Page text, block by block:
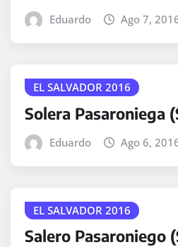
Eduardo Ago 7,
EL SALVADOR 2016
Solera Pasaroniega
Eduardo Ago 6,
EL SALVADOR 2016
Salero Pasaroniego